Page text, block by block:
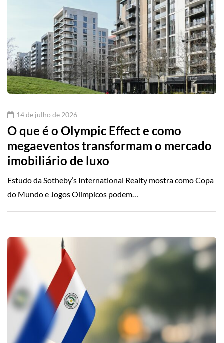
14 de julho de 2026
O que é o Olympic Effect e como
megaeventos transformam o mercado
imobiliário de luxo
Estudo da Sotheby’s International Realty mostra como Copa
do Mundo e Jogos Olímpicos podem…